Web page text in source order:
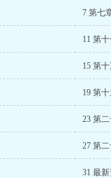
7 第七
11 第
15 第
19 第
23 第
27 第
31 最